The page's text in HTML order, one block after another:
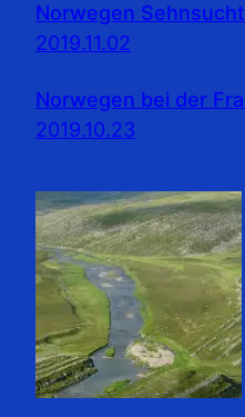
Norwegen
2019.11.02
Norwegen bei der
2019.10.23